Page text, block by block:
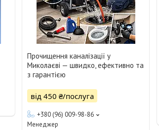
Прочищення каналізації у
Миколаєві — швидко, ефективно та
з гарантією
від 450 ₴/послуга
+380 (96) 009-98-86
Менеджер